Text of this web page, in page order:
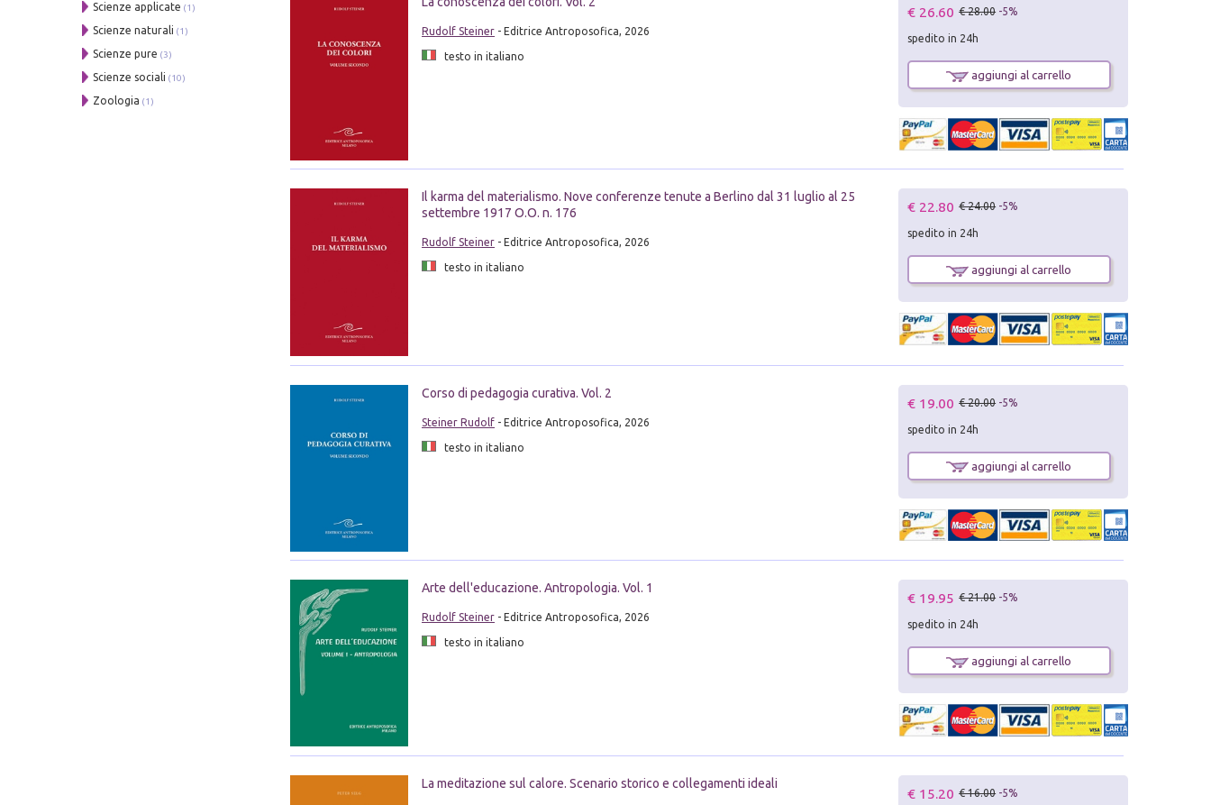
Scienze applicate (1)
Scienze naturali (1)
Scienze pure (3)
Scienze sociali (10)
Zoologia (1)
Rudolf Steiner- Editrice Antroposofica, 2026
testo in italiano
€ 26.60 € 28.00 -5%
spedito in 24h
aggiungi al carrello
Il karma del materialismo. Nove conferenze tenute a Berlino dal 31 luglio al 25
settembre 1917 O.O. n. 176
Rudolf Steiner- Editrice Antroposofica, 2026
testo in italiano
€ 22.80 € 24.00 -5%
spedito in 24h
aggiungi al carrello
Corso di pedagogia curativa. Vol. 2
Steiner Rudolf- Editrice Antroposofica, 2026
testo in italiano
€ 19.00 € 20.00 -5%
spedito in 24h
aggiungi al carrello
Arte dell'educazione. Antropologia. Vol. 1
Rudolf Steiner- Editrice Antroposofica, 2026
testo in italiano
€ 19.95 € 21.00 -5%
spedito in 24h
aggiungi al carrello
La meditazione sul calore. Scenario storico e collegamenti ideali
€ 15.20 € 16.00 -5%